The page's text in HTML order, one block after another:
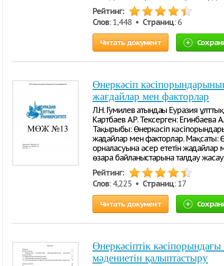
Рейтинг:
Слов: 1,448 • Страниц: 6
Читать документ
Өнеркәсіп
жағдайлар мен факторлар
Л.Н. Гумилев атындағы Еуразия
Картбаев А.Р. Тексерген: Егинбаева
Тақырыбы: Өнеркәсіп
жағдайлар мен факторлар. Мақсаты:
орналасуына әсер ететін
өзара байланыстарына талдау
Рейтинг:
Слов: 4,225 • Страниц: 17
Читать документ
Өнеркәсіптік
мәдениетін қалыптастыру